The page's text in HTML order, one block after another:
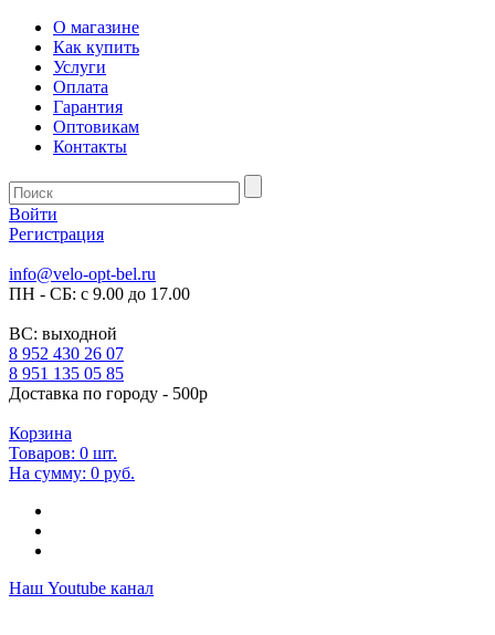
О магазине
Как купить
Услуги
Оплата
Гарантия
Оптовикам
Контакты
Войти
Регистрация
info@velo-opt-bel.ru
ПН - СБ: с 9.00 до 17.00
ВС: выходной
8 952 430 26 07
8 951 135 05 85
Доставка по городу - 500р
Корзина
Товаров: 0 шт.
На сумму: 0 руб.
Наш Youtube канал